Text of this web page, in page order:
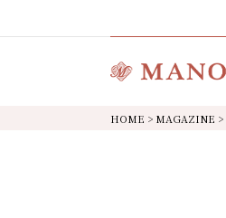
HOME > MAGAZINE >